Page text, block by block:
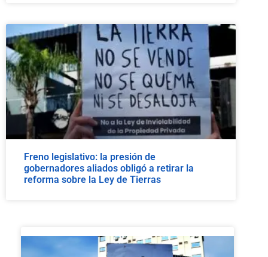
Freno legislativo: la presión de
gobernadores aliados obligó a retirar la
reforma sobre la Ley de Tierras